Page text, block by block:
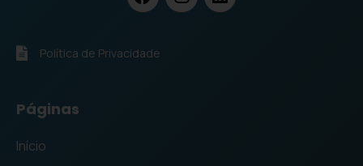
Política de Privacidade
Páginas
Início